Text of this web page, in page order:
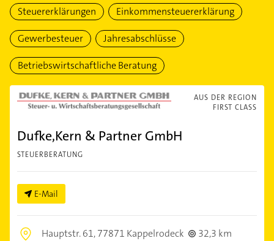
Steuererklärungen Einkommensteuererklärung
Gewerbesteuer Jahresabschlüsse
Betriebswirtschaftliche Beratung
AUS DER REGION
FIRST CLASS
Dufke,Kern & Partner GmbH
STEUERBERATUNG
E-Mail
Hauptstr. 61,77871 Kappelrodeck
32,3 km